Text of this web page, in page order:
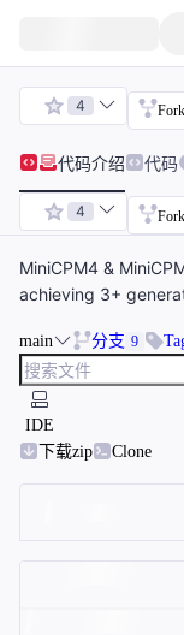
4 Fork
代码介绍 代码
4 Fork
MiniCPM4 &
achieving 3+
main 分支 9
IDE
下载zip
Clone